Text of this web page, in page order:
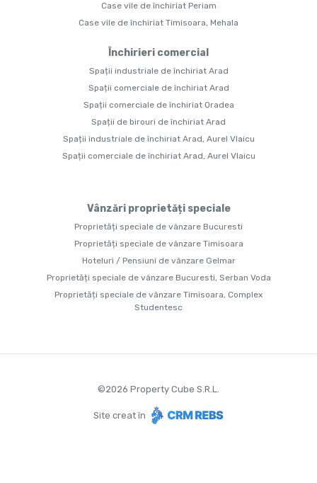
Case vile de închiriat Periam
Case vile de închiriat Timisoara, Mehala
Închirieri comercial
Spații industriale de închiriat Arad
Spații comerciale de închiriat Arad
Spații comerciale de închiriat Oradea
Spații de birouri de închiriat Arad
Spații industriale de închiriat Arad, Aurel Vlaicu
Spații comerciale de închiriat Arad, Aurel Vlaicu
Vânzări proprietăți speciale
Proprietăți speciale de vânzare Bucuresti
Proprietăți speciale de vânzare Timisoara
Hoteluri / Pensiuni de vânzare Gelmar
Proprietăți speciale de vânzare Bucuresti, Serban Voda
Proprietăți speciale de vânzare Timisoara, Complex
Studentesc
©2026 Property Cube S.R.L.
Site creat în